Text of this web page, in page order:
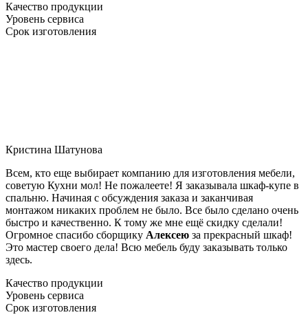
Качество продукции
Уровень сервиса
Срок изготовления
Кристина Шатунова
Всем, кто еще выбирает компанию для изготовления мебели,
советую Кухни мол! Не пожалеете! Я заказывала шкаф-купе в
спальню. Начиная с обсуждения заказа и заканчивая
монтажом никаких проблем не было. Все было сделано очень
быстро и качественно. К тому же мне ещё скидку сделали!
Огромное спасибо сборщику Алексею за прекрасный шкаф!
Это мастер своего дела! Всю мебель буду заказывать только
здесь.
Качество продукции
Уровень сервиса
Срок изготовления